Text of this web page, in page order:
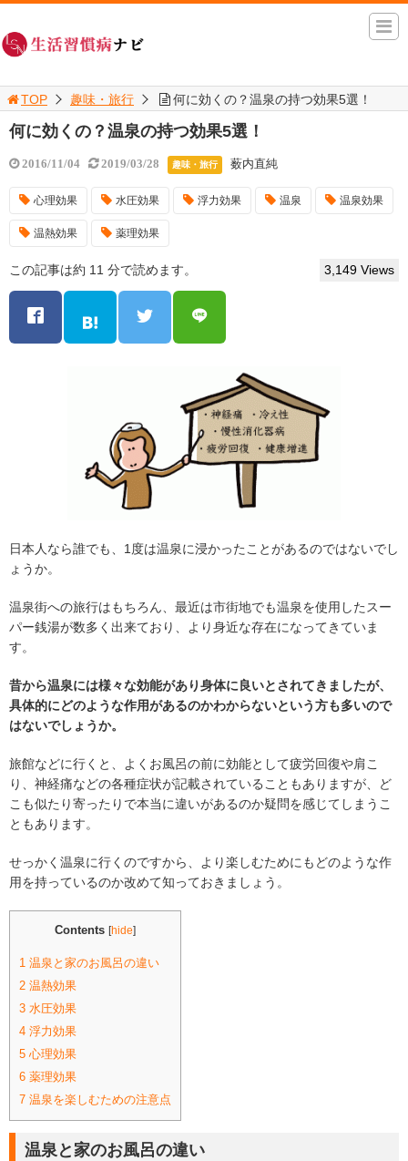
TOP 趣味・旅行 何に効くの？温泉の持つ効果5選！
何に効くの？温泉の持つ効果5選！
2016/11/04 2019/03/28 趣味・旅行 薮内直純
心理効果 水圧効果 浮力効果 温泉 温泉効果
温熱効果 薬理効果
この記事は約 11 分で読めます。 3,149 Views
日本人なら誰でも、1度は温泉に浸かったことがあるのではないでし
ょうか。
温泉街への旅行はもちろん、最近は市街地でも温泉を使用したスー
パー銭湯が数多く出来ており、より身近な存在になってきていま
す。
昔から温泉には様々な効能があり身体に良いとされてきましたが、
具体的にどのような作用があるのかわからないという方も多いので
はないでしょうか。
旅館などに行くと、よくお風呂の前に効能として疲労回復や肩こ
り、神経痛などの各種症状が記載されていることもありますが、ど
こも似たり寄ったりで本当に違いがあるのか疑問を感じてしまうこ
ともあります。
せっかく温泉に行くのですから、より楽しむためにもどのような作
用を持っているのか改めて知っておきましょう。
Contents [hide]
1 温泉と家のお風呂の違い
2 温熱効果
3 水圧効果
4 浮力効果
5 心理効果
6 薬理効果
7 温泉を楽しむための注意点
温泉と家のお風呂の違い